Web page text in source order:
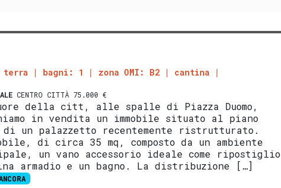
terra bagni: 1 zona OMI: B2 cantina
CENTRO CITTÀ 75.000 €
della citt, alle spalle di Piazza Duomo,
in vendita un immobile situato al piano
un palazzetto recentemente ristrutturato.
di circa 35 mq, composto da un ambiente
un vano accessorio ideale come ripostiglio
armadio e un bagno. La distribuzione […]